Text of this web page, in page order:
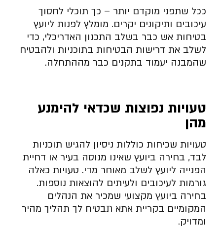
ככל שתפני מוקדם יותר – כך תוכלי לחסוך
עיכובים ותיקונים יקרים. מומלץ לפנות ליועץ
בטיחות אש כבר בשלב התכנון האדריכלי, כדי
לשלב את דרישות הבטיחות בתוכניות ולהבטיח
שהמבנה יעמוד בתקנים כבר מההתחלה.
טעויות נפוצות שכדאי להימנע
מהן
טעויות שכיחות כוללות ניסיון להגיש תוכניות
לבד, בחירה ביועץ שאינו מנוסה בעיר או דחיית
הפנייה ליועץ לשלב מאוחר מדי. טעויות כאלה
גורמות לעיכובים ולעיתים להוצאות נוספות.
בחירה ביועץ מקצועי שמכיר את הנהלים
המקומיים בקריית אתא תבטיח לך תהליך מהיר
ומדויק.